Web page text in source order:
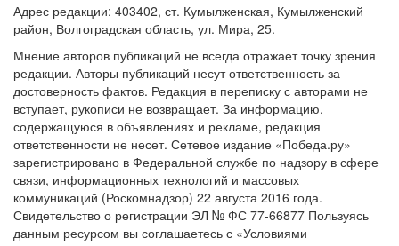
Адрес редакции: 403402, ст. Кумылженская, Кумылженский
район, Волгоградская область, ул. Мира, 25.
Мнение авторов публикаций не всегда отражает точку зрения
редакции. Авторы публикаций несут ответственность за
достоверность фактов. Редакция в переписку с авторами не
вступает, рукописи не возвращает. За информацию,
содержащуюся в объявлениях и рекламе, редакция
ответственности не несет. Сетевое издание «Победа.ру»
зарегистрировано в Федеральной службе по надзору в сфере
связи, информационных технологий и массовых
коммуникаций (Роскомнадзор) 22 августа 2016 года.
Свидетельство о регистрации ЭЛ № ФС 77-66877 Пользуясь
данным ресурсом вы соглашаетесь с «Условиями